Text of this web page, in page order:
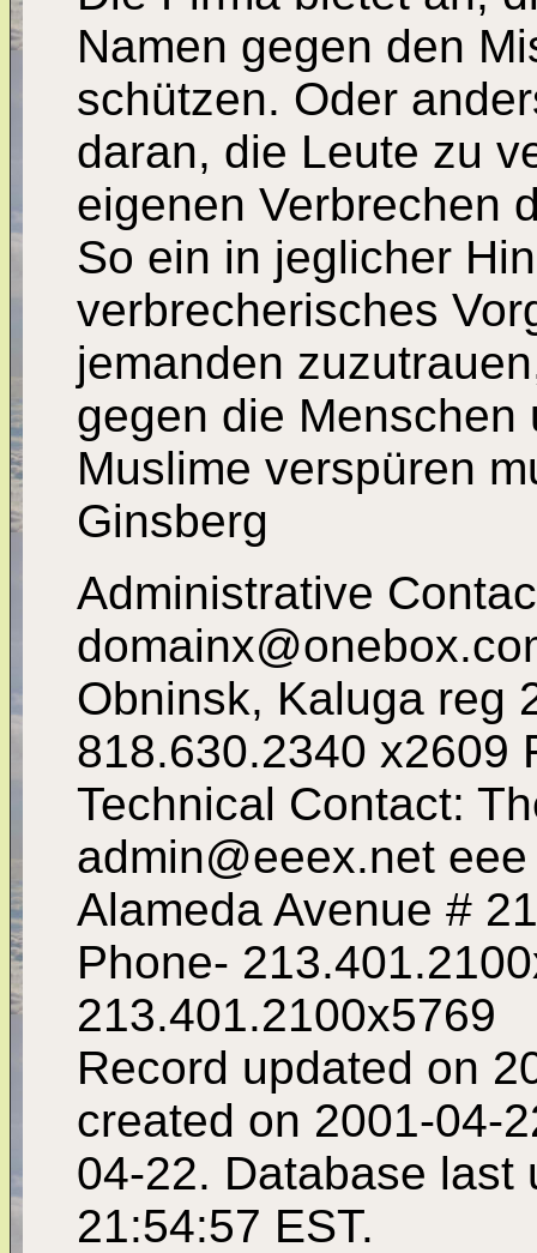
Namen gegen den
schützen. Oder
daran, die Leute zu
eigenen Verbrechen
So ein in jeglicher
verbrecherisches
jemanden
gegen die
Muslime verspüren
Ginsberg
Administrative
Obninsk, Kaluga reg
818.630.2340 x2609
Technical Contact:
admin@eeex.net
Alameda Avenue #
Phone-
213.401.2100x5769
Record updated on
created on 2001-04-
04-22. Database last
21:54:57 EST.